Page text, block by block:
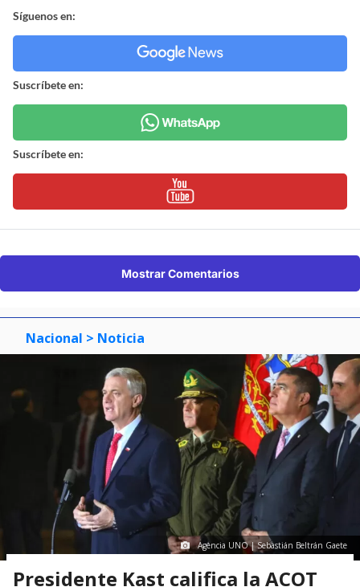
Síguenos en:
Suscríbete en:
Suscríbete en:
Mostrar Comentarios
Nacional > Noticia
Agencia UNO | Sebastián Beltrán Gaete
Presidente Kast califica la ACOT